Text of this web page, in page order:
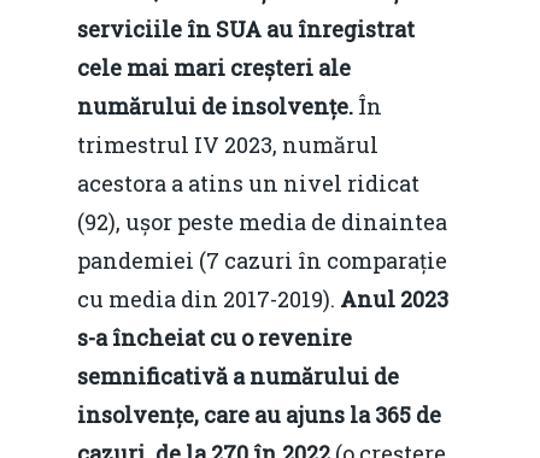
serviciile în SUA au înregistrat
cele mai mari creșteri ale
numărului de insolvențe. În
trimestrul IV 2023, numărul
acestora a atins un nivel ridicat
(92), ușor peste media de dinaintea
pandemiei (7 cazuri în comparație
cu media din 2017-2019). Anul 2023
s-a încheiat cu o revenire
semnificativă a numărului de
insolvențe, care au ajuns la 365 de
Home
Noutăți
Despre
Evenimente
Foto
Modelul economic
România – orizont
resurselor naturale
Video
Marea Neagră în Noua
economie
EM360 Talk
Contact